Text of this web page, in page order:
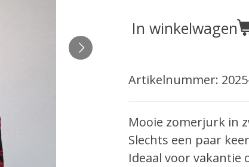
In winkelwagen
Artikelnummer:
Mooie zomerjurk in
Slechts een paar
Ideaal voor vakantie